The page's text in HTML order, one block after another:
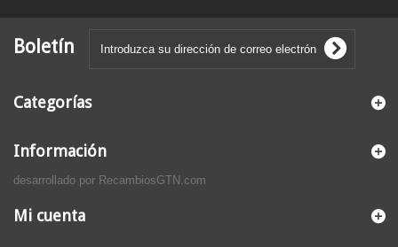
Boletín
Categorías
Información
desarrollado por RecambiosGTN.com
Mi cuenta